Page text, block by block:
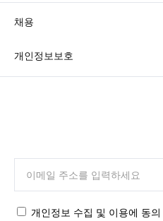
채용
개인정보보호
C
C
개인정보 수집 및 이용에 동의